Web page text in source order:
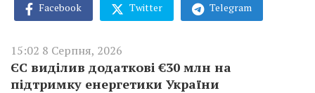
Facebook Twitter Telegram
15:02 8 Серпня, 2026
ЄС виділив додаткові €30 млн на
підтримку енергетики України